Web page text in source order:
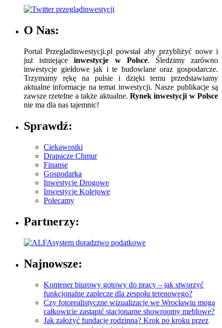
O Nas:
Portal Przegladinwestycji.pl powstał aby przybliżyć nowe i
już istniejąceinwestycje w Polsce. Śledzimy zarówno
inwestycje giełdowe jak i te budowlane oraz gospodarcze.
Trzymamy rękę na pulsie i dzięki temu przedstawiamy
aktualne informacje na temat inwestycji. Nasze publikacje są
zawsze rzetelne a także aktualne. Rynek inwestycji w Polsce
nie ma dla nas tajemnic!
Sprawdź:
Ciekawostki
Drapacze Chmur
Finanse
Gospodarka
Inwestycje Drogowe
Inwestycje Kolejowe
Polecamy
Partnerzy:
Najnowsze:
Kontener biurowy gotowy do pracy – jak stworzyć
funkcjonalne zaplecze dla zespołu terenowego?
Czy fotorealistyczne wizualizacje we Wrocławiu mogą
całkowicie zastąpić stacjonarne showroomy meblowe?
Jak założyć fundację rodzinną? Krok po kroku przez